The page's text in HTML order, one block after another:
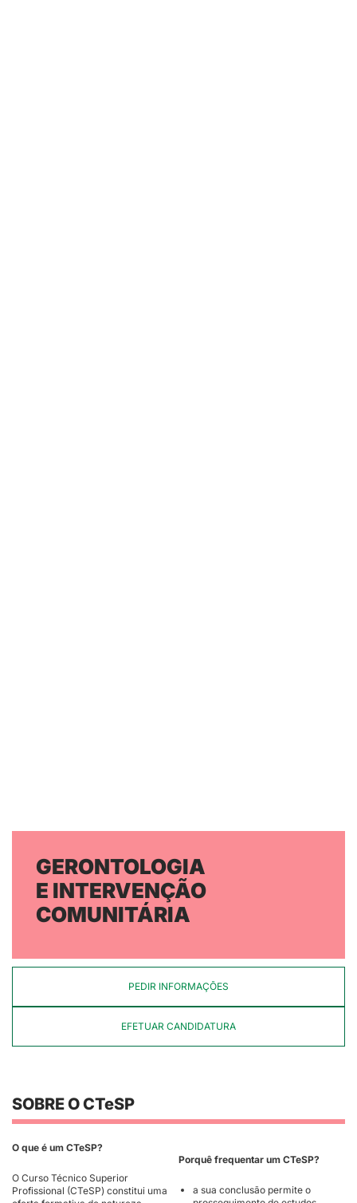
GERONTOLOGIA
E INTERVENÇÃO
COMUNITÁRIA
PEDIR INFORMAÇÕES
EFETUAR CANDIDATURA
SOBRE O CTeSP
O que é um CTeSP?
O Curso Técnico Superior
Profissional (CTeSP) constitui uma
Porquê frequentar um CTeSP?
a sua conclusão permite o